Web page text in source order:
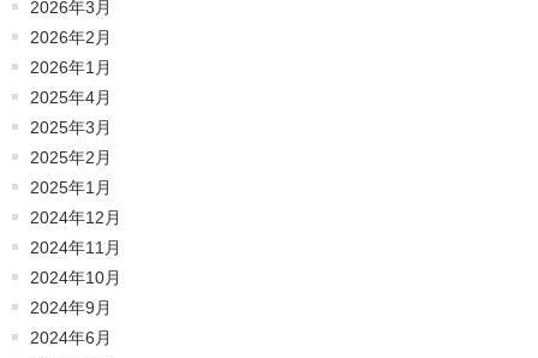
2026年3月
2026年2月
2026年1月
2025年4月
2025年3月
2025年2月
2025年1月
2024年12月
2024年11月
2024年10月
2024年9月
2024年6月